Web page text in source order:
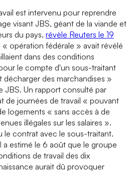
est intervenu pour reprendre
visant JBS, géant de la viande et
du pays, révèle Reuters le 19
opération fédérale » avait révélé
dans des conditions
le compte d'un sous-traitant
des marchandises »
JBS. Un rapport consulté par
de journées de travail « pouvant
logements « sans accès à de
illégales sur les salaires ».
le contrat avec le sous-traitant.
a estimé le 6 août que le groupe
de travail des dix
aurait dû provoquer